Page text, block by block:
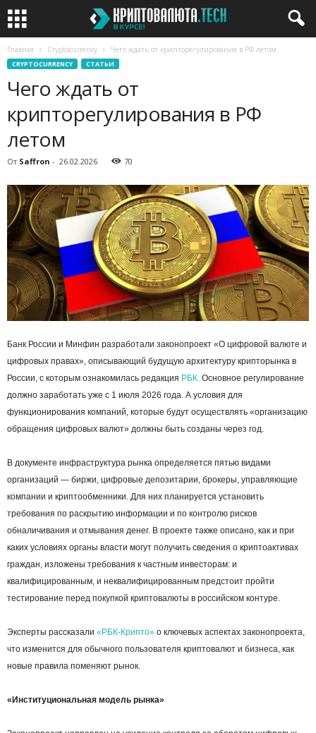
Главная Cryptocurrency Чего ждать от крипторегулирования в РФ летом
CRYPTOCURRENCY СТАТЬИ
Чего ждать от
крипторегулирования в РФ
летом
От Saffron - 26.02.2026 70
Банк России и Минфин разработали законопроект «О цифровой валюте и
цифровых правах», описывающий будущую архитектуру крипторынка в
России, с которым ознакомилась редакция РБК. Основное регулирование
должно заработать уже с 1 июля 2026 года. А условия для
функционирования компаний, которые будут осуществлять «организацию
обращения цифровых валют» должны быть созданы через год.
В документе инфраструктура рынка определяется пятью видами
организаций — биржи, цифровые депозитарии, брокеры, управляющие
компании и криптообменники. Для них планируется установить
требования по раскрытию информации и по контролю рисков
обналичивания и отмывания денег. В проекте также описано, как и при
каких условиях органы власти могут получить сведения о криптоактивах
граждан, изложены требования к частным инвесторам: и
квалифицированным, и неквалифицированным предстоит пройти
тестирование перед покупкой криптовалюты в российском контуре.
Эксперты рассказали «РБК-Крипто» о ключевых аспектах законопроекта,
что изменится для обычного пользователя криптовалют и бизнеса, как
новые правила поменяют рынок.
«Институциональная модель рынка»